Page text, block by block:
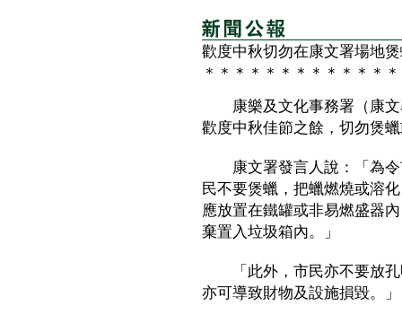
歡度中秋切勿在康文署場地
＊＊＊＊＊＊＊＊＊＊＊＊
康樂及文化事務署（康文
歡度中秋佳節之餘，切勿煲
康文署發言人說：「為令
民不要煲蠟，把蠟燃燒或溶
應放置在鐵罐或非易燃盛器
棄置入垃圾箱內。」
「此外，市民亦不要放孔
亦可導致財物及設施損毀。」